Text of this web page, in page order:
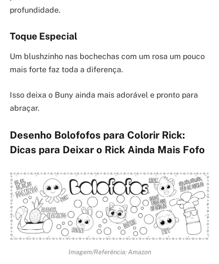
profundidade.
Toque Especial
Um blushzinho nas bochechas com um rosa um pouco
mais forte faz toda a diferença.
Isso deixa o Buny ainda mais adorável e pronto para
abraçar.
Desenho Bolofofos para Colorir Rick:
Dicas para Deixar o Rick Ainda Mais Fofo
Imagem/Referência: Amazon